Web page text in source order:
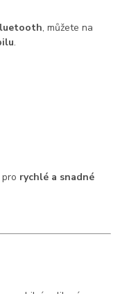
, můžete na
.
pro rychlé a snadné